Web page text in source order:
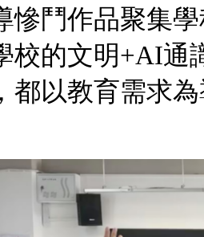
鬥作品聚集學
校的文明+AI通
都以教育需求